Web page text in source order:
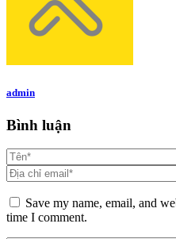
admin
Bình luận
Save my name, email, and
time I comment.